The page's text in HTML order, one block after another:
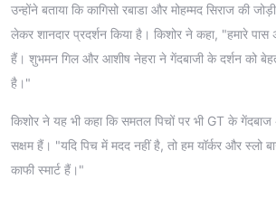
उन्होंने बताया कि कागिसो रबाडा और मोहम्मद सिराज की
लेकर शानदार प्रदर्शन किया है। किशोर ने कहा, "हमारे
हैं। शुभमन गिल और आशीष नेहरा ने गेंदबाजी के दर्शन को
है।"
किशोर ने यह भी कहा कि समतल पिचों पर भी GT के
सक्षम हैं। "यदि पिच में मदद नहीं है, तो हम यॉर्कर और स्लो
काफी स्मार्ट हैं।"